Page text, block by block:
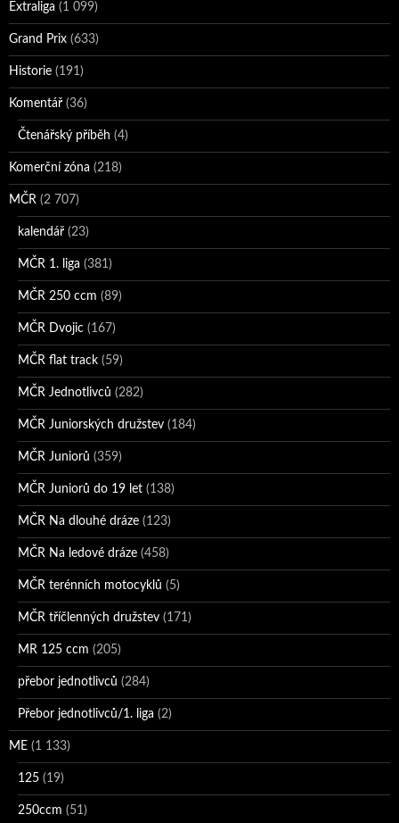
Extraliga (1 099)
Grand Prix (633)
Historie (191)
Komentář (36)
Čtenářský příběh (4)
Komerční zóna (218)
MČR (2 707)
kalendář (23)
MČR 1. liga (381)
MČR 250 ccm (89)
MČR Dvojic (167)
MČR flat track (59)
MČR Jednotlivců (282)
MČR Juniorských družstev (184)
MČR Juniorů (359)
MČR Juniorů do 19 let (138)
MČR Na dlouhé dráze (123)
MČR Na ledové dráze (458)
MČR terénních motocyklů (5)
MČR tříčlenných družstev (171)
MR 125 ccm (205)
přebor jednotlivců (284)
Přebor jednotlivců/1. liga (2)
ME (1 133)
125 (19)
250ccm (51)